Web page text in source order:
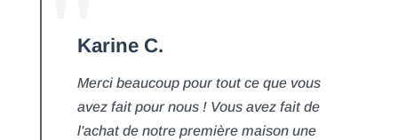
Karine C.
Merci beaucoup pour tout ce que vous
avez fait pour nous ! Vous avez fait de
l'achat de notre première maison une